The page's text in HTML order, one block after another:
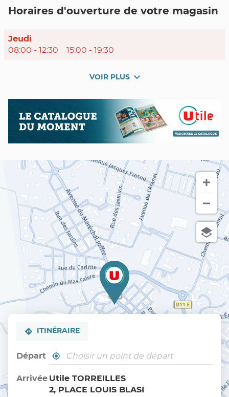
DE
Horaires d'ouverture de votre magasin
Horaires
d'ouverture
Jeudi
08:00 - 12:30 15:00 - 19:30
VOIR PLUS
et
horaires
d'ouverture
du
Utile
TORREILLES
promos
moment
ITINÉRAIRE
Départ
,
trouver
un
point
de
À
proximité
Arrivée Utile TORREILLES
2, PLACE LOUIS BLASI